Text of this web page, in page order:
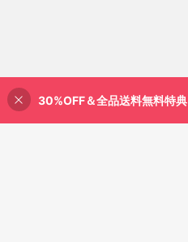
23% 割引！
30%OFF＆全品送料無料特典